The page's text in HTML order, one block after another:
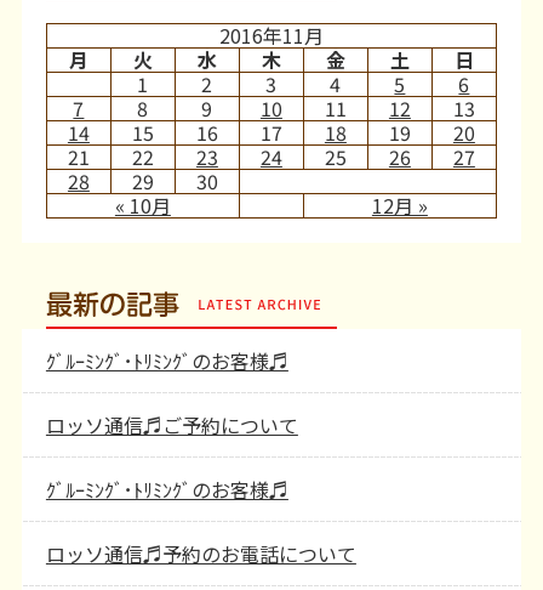
2016年11月
月
火 水 木 金 土 日
« 10月 12月 »
1 2 3 4 5
6
7
8 9 10 11 12
13
14
15 16 17 18 19
20
21
22 23 24 25 26
27
28
29 30
最新の記事
ｸﾞﾙｰﾐﾝｸﾞ･ﾄﾘﾐﾝｸﾞのお客様♬
ロッソ通信♬ご予約について
ｸﾞﾙｰﾐﾝｸﾞ･ﾄﾘﾐﾝｸﾞのお客様♬
ロッソ通信♬予約のお電話について